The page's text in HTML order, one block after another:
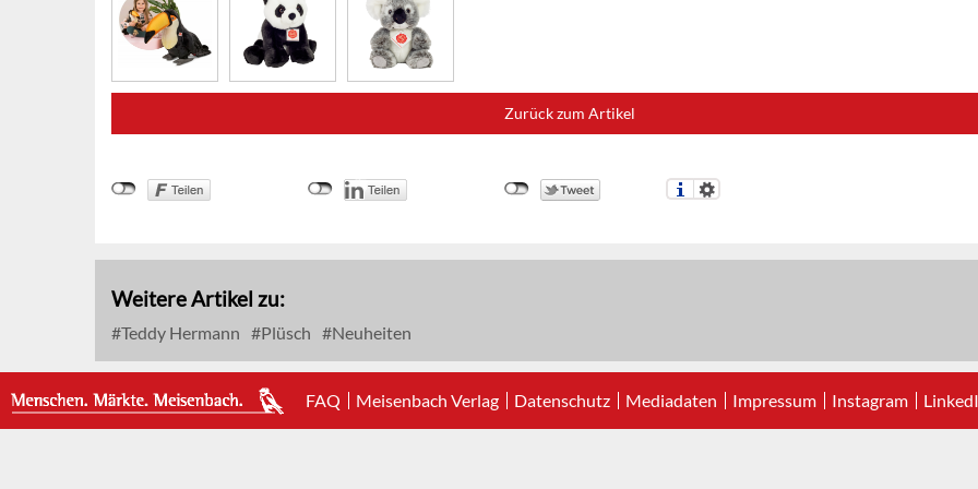
Zurück zum Artikel
Weitere Artikel zu:
Teddy Hermann Plüsch Neuheiten
FAQ Meisenbach Verlag Datenschutz Mediadaten Impressum Instagram